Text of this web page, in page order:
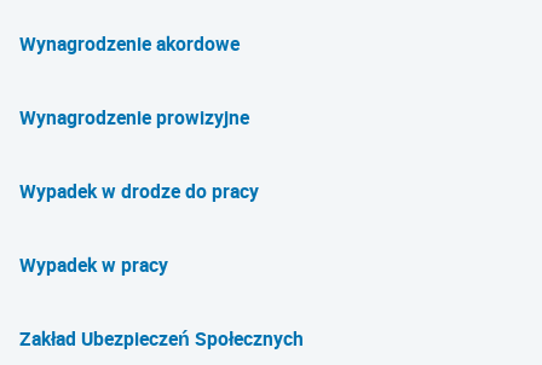
Wynagrodzenie akordowe
Wynagrodzenie prowizyjne
Wypadek w drodze do pracy
Wypadek w pracy
Zakład Ubezpieczeń Społecznych